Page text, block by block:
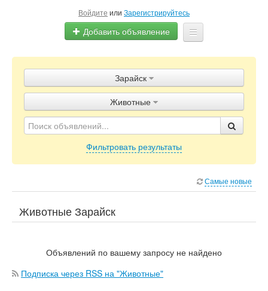
Войдите или Зарегистрируйтесь
Добавить объявление
Объявления
Блог
Зарайск
Животные
Фильтровать результаты
Самые новые
Животные Зарайск
Объявлений по вашему запросу не найдено
Подписка через RSS на "Животные"